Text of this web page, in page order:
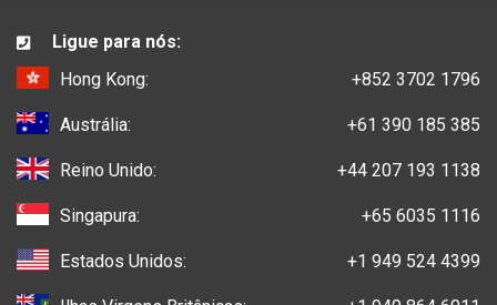
Ligue para nós:
Hong Kong:
+852 3702 1796
Austrália: +61 390 185 385
Reino Unido: +44 207 193 1138
Singapura: +65 6035 1116
Estados Unidos: +1 949 524 4399